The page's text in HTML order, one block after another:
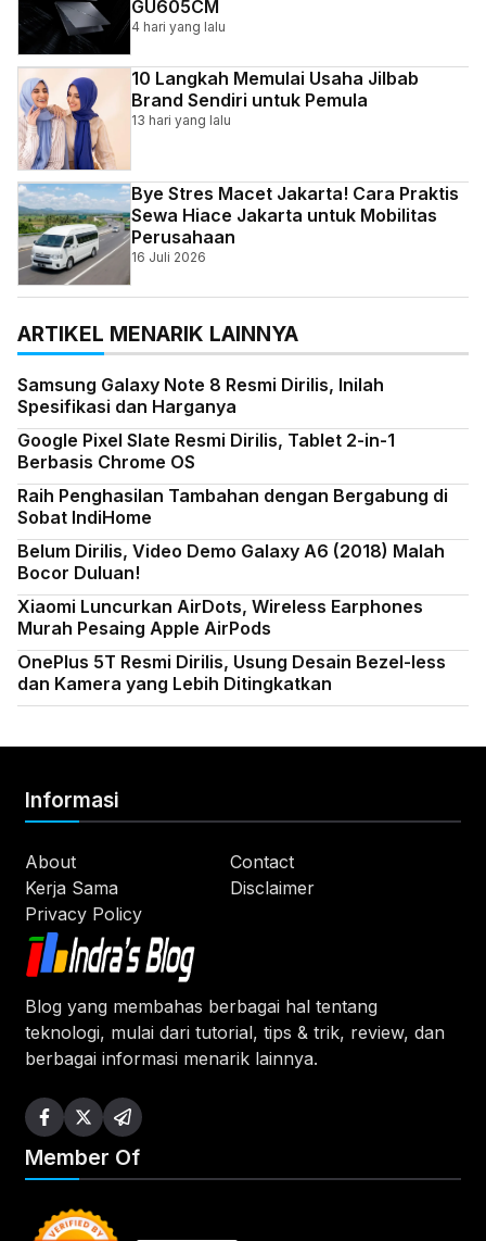
GU605CM
4 hari yang lalu
10 Langkah Memulai Usaha Jilbab
Brand Sendiri untuk Pemula
13 hari yang lalu
Bye Stres Macet Jakarta! Cara Praktis
Sewa Hiace Jakarta untuk Mobilitas
Perusahaan
16 Juli 2026
ARTIKEL MENARIK LAINNYA
Samsung Galaxy Note 8 Resmi Dirilis, Inilah
Spesifikasi dan Harganya
Google Pixel Slate Resmi Dirilis, Tablet 2-in-1
Berbasis Chrome OS
Raih Penghasilan Tambahan dengan Bergabung di
Sobat IndiHome
Belum Dirilis, Video Demo Galaxy A6 (2018) Malah
Bocor Duluan!
Xiaomi Luncurkan AirDots, Wireless Earphones
Murah Pesaing Apple AirPods
OnePlus 5T Resmi Dirilis, Usung Desain Bezel-less
dan Kamera yang Lebih Ditingkatkan
Blog yang membahas berbagai hal tentang
teknologi, mulai dari tutorial, tips & trik, review, dan
berbagai informasi menarik lainnya.
Informasi
About
Contact
Kerja Sama
Disclaimer
Privacy Policy
Member Of